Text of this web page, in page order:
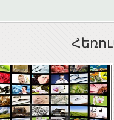
ՀԱՆՐԱՅԻՆ
ԽՈՐՀՈՒՐԴ